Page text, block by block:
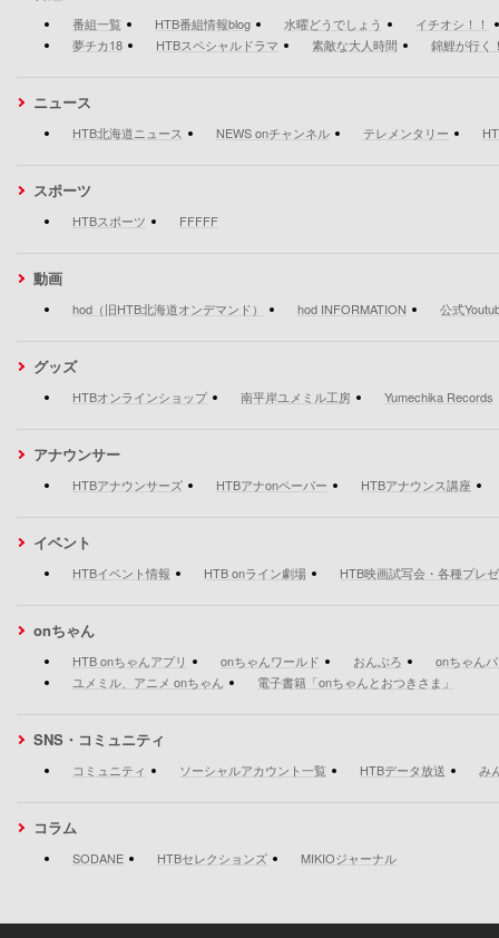
番組一覧 HTB番組情報blog 水曜どうでしょう
イチオシ！！
夢チカ18
HTBスペシャルドラマ 素敵な大人時間 錦鯉が行く
ニュース
HTB北海道ニュース NEWS onチャンネル テレメンタリー
スポーツ
HTBスポーツ FFFFF
動画
hod（旧HTB北海道オンデマンド） hod INFORMATION 公式
グッズ
HTBオンラインショップ 南平岸ユメミル工房 Yumechika Records
アナウンサー
HTBアナウンサーズ HTBアナonペーパー HTBアナウンス講座
イベント
HTBイベント情報 HTB onライン劇場 HTB映画試写会・各種プレ
onちゃん
HTB onちゃんアプリ onちゃんワールド おんぶろ
onちゃん
ユメミル、アニメ onちゃん
電子書籍「onちゃんとおつきさま」
SNS・コミュニティ
コミュニティ ソーシャルアカウント一覧 HTBデータ放送 み
コラム
SODANE HTBセレクションズ MIKIOジャーナル